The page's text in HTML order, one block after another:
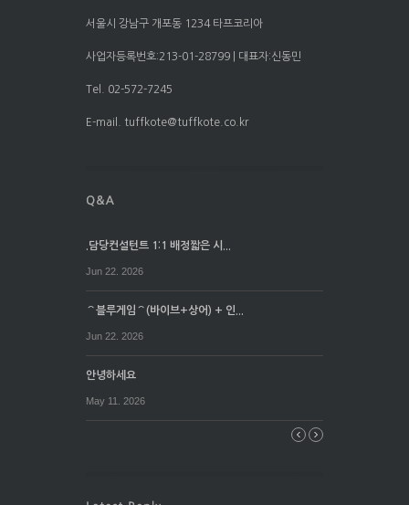
서울시 강남구 개포동 1234 타프코리아
사업자등록번호:213-01-28799 | 대표자:신동민
Tel. 02-572-7245
E-mail. tuffkote@tuffkote.co.kr
.담당컨설턴트 1:1 배정짧은 시...
Jun 22. 2026
⌒블루게임⌒(바이브+상어) + 인...
Jun 22. 2026
안녕하세요
May 11. 2026